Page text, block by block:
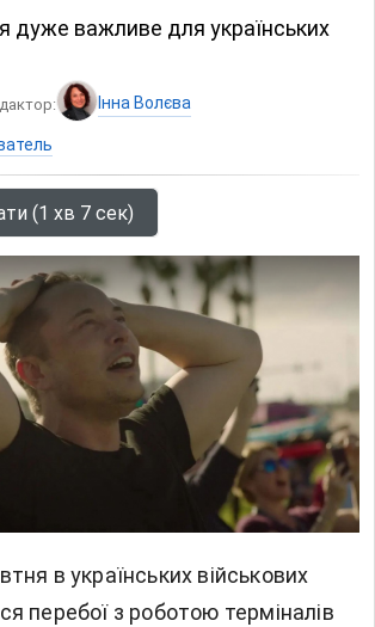
дуже важливе для українських
Інна Волєва
(1 хв 7 сек)
в українських військових
перебої з роботою терміналів